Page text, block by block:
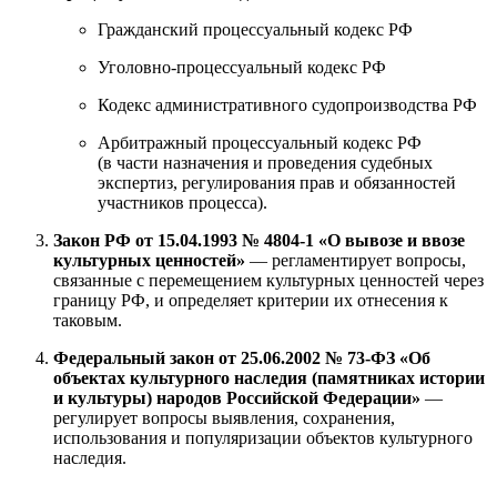
Гражданский процессуальный кодекс РФ
Уголовно-процессуальный кодекс РФ
Кодекс административного судопроизводства РФ
Арбитражный процессуальный кодекс РФ
(в части назначения и проведения судебных
экспертиз, регулирования прав и обязанностей
участников процесса).
Закон РФ от 15.04.1993 № 4804-1 «О вывозе и ввозе
культурных ценностей» — регламентирует вопросы,
связанные с перемещением культурных ценностей через
границу РФ, и определяет критерии их отнесения к
таковым.
Федеральный закон от 25.06.2002 № 73-ФЗ «Об
объектах культурного наследия (памятниках истории
и культуры) народов Российской Федерации» —
регулирует вопросы выявления, сохранения,
использования и популяризации объектов культурного
наследия.